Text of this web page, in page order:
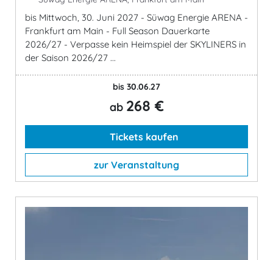
bis Mittwoch, 30. Juni 2027 - Süwag Energie ARENA -
Frankfurt am Main - Full Season Dauerkarte
2026/27 - Verpasse kein Heimspiel der SKYLINERS in
der Saison 2026/27 ...
bis 30.06.27
ab 268 €
Tickets kaufen
zur Veranstaltung